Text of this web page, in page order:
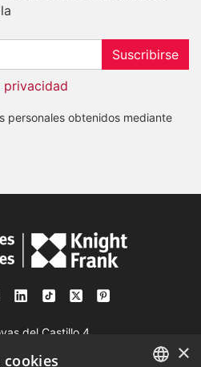
Suscribirse
personales obtenidos mediante
del Castillo 4
×